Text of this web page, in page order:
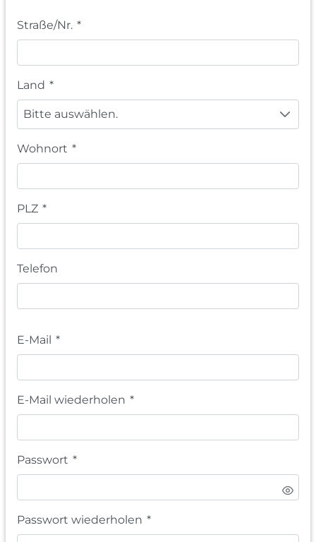
Straße/Nr. *
Land *
Bitte auswählen.
Wohnort *
PLZ *
Telefon
E-Mail *
E-Mail wiederholen *
Passwort *
Passwort wiederholen *